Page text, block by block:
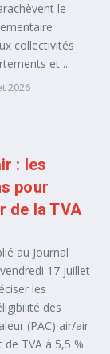
le
collectivités
et ...
2026
: les
pour
de la TVA
au Journal
17 juillet
les
des
(PAC) air/air
TVA à 5,5 %